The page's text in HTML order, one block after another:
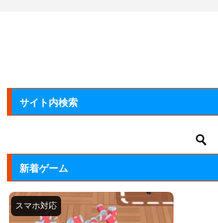
サイト内検索
新着ゲーム